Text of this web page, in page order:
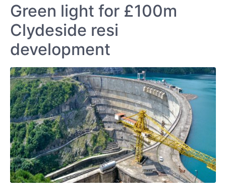
Green light for £100m
Clydeside resi
development